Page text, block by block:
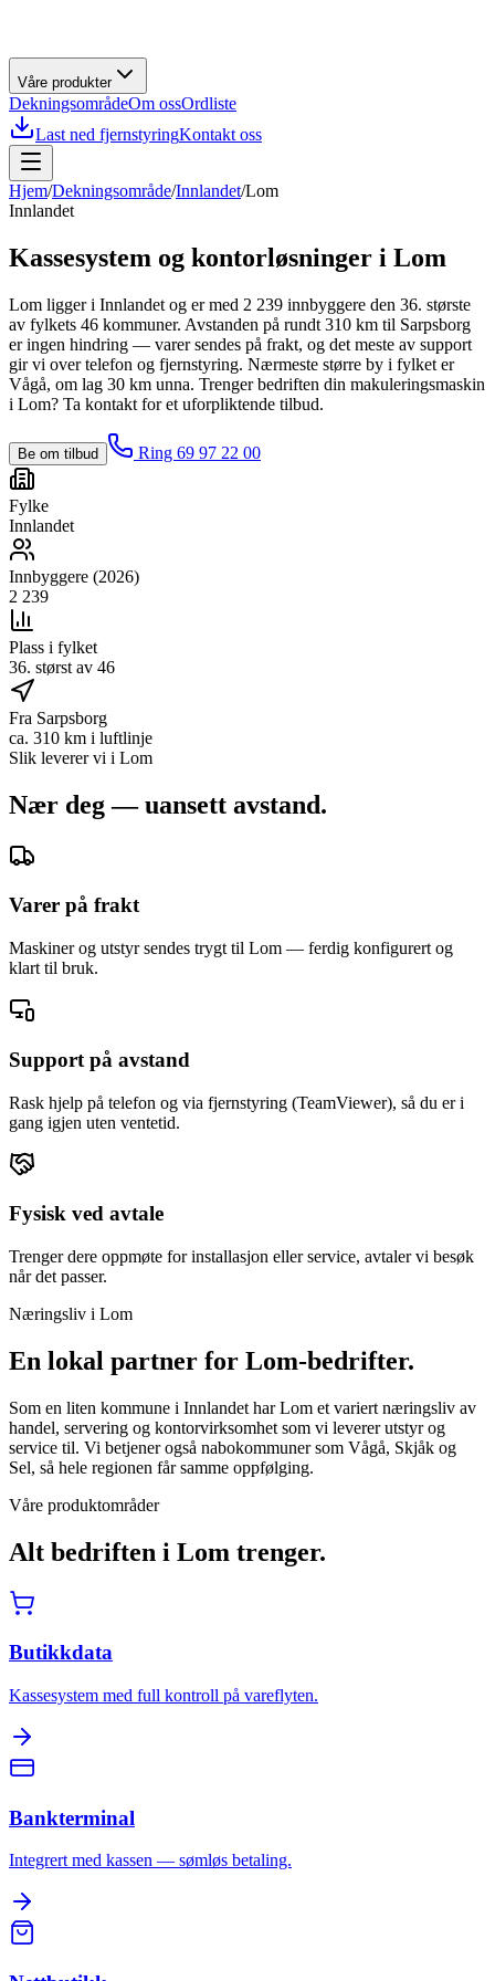
Våre produkter
DekningsområdeOm ossOrdliste
Last ned fjernstyringKontakt oss
Hjem/Dekningsområde/Innlandet/Lom
Innlandet
Kassesystem og kontorløsninger i Lom
Lom ligger i Innlandet og er med 2 239 innbyggere den 36. største
av fylkets 46 kommuner. Avstanden på rundt 310 km til Sarpsborg
er ingen hindring — varer sendes på frakt, og det meste av support
gir vi over telefon og fjernstyring. Nærmeste større by i fylket er
Vågå, om lag 30 km unna. Trenger bedriften din makuleringsmaskin
i Lom? Ta kontakt for et uforpliktende tilbud.
Be om tilbud Ring 69 97 22 00
Fylke
Innlandet
Innbyggere (2026)
2 239
Plass i fylket
36. størst av 46
Fra Sarpsborg
ca. 310 km i luftlinje
Slik leverer vi i Lom
Nær deg — uansett avstand.
Varer på frakt
Maskiner og utstyr sendes trygt til Lom — ferdig konfigurert og
klart til bruk.
Support på avstand
Rask hjelp på telefon og via fjernstyring (TeamViewer), så du er i
gang igjen uten ventetid.
Fysisk ved avtale
Trenger dere oppmøte for installasjon eller service, avtaler vi besøk
når det passer.
Næringsliv i Lom
En lokal partner for Lom-bedrifter.
Som en liten kommune i Innlandet har Lom et variert næringsliv av
handel, servering og kontorvirksomhet som vi leverer utstyr og
service til. Vi betjener også nabokommuner som Vågå, Skjåk og
Sel, så hele regionen får samme oppfølging.
Våre produktområder
Alt bedriften i Lom trenger.
Butikkdata
Kassesystem med full kontroll på vareflyten.
Bankterminal
Integrert med kassen — sømløs betaling.